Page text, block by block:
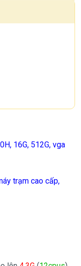
16G, 512G, vga
trạm cao cấp,